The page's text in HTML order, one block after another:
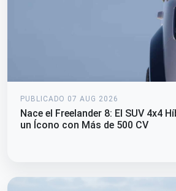
PUBLICADO 07 AUG 2026
Nace el Freelander 8: El SUV 4x4
un Ícono con Más de 500 CV